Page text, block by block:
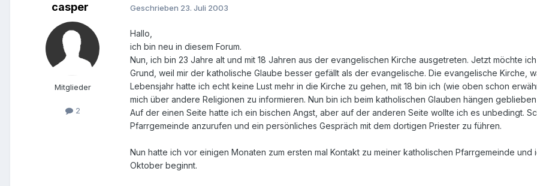
casper
Mitglieder
2
Geschrieben 23. Juli 2003
Hallo,
ich bin neu in diesem Forum.
Nun, ich bin 23 Jahre alt und mit 18 Jahren aus der evangelischen Kirche ausgetreten. Jetzt möchte
Grund, weil mir der katholische Glaube besser gefällt als der evangelische. Die evangelische Kirche,
Lebensjahr hatte ich echt keine Lust mehr in die Kirche zu gehen, mit 18 bin ich (wie oben schon
mich über andere Religionen zu informieren. Nun bin ich beim katholischen Glauben hängen
Auf der einen Seite hatte ich ein bischen Angst, aber auf der anderen Seite wollte ich es unbedingt.
Pfarrgemeinde anzurufen und ein persönliches Gespräch mit dem dortigen Priester zu führen.
Nun hatte ich vor einigen Monaten zum ersten mal Kontakt zu meiner katholischen Pfarrgemeinde
Oktober beginnt.